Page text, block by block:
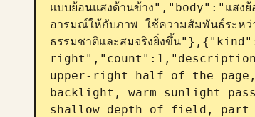
แบบย้อนแสงด้านข้าง","body":"แสงย้อ
อารมณ์ให้กับภาพ ใช้ความสัมพันธ์ระหว่
ธรรมชาติและสมจริงยิ่งขึ้น
upper-right half of the page,
backlight, warm sunlight
shallow depth of field, part